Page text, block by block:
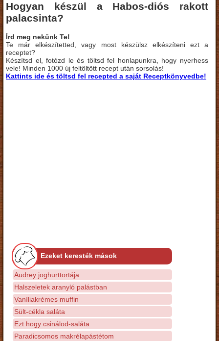
Hogyan készül a Habos-diós rakott
palacsinta?
Írd meg nekünk Te!
Te már elkészítetted, vagy most készülsz elkészíteni ezt a
receptet?
Készítsd el, fotózd le és töltsd fel honlapunkra, hogy nyerhess
vele! Minden 1000 új feltöltött recept után sorsolás!
Kattints ide és töltsd fel recepted a saját Receptkönyvedbe!
Ezeket keresték mások
Audrey joghurttortája
Halszeletek aranyló palástban
Vaníliakrémes muffin
Sült-cékla saláta
Ezt hogy csinálod-saláta
Paradicsomos makrélapástétom